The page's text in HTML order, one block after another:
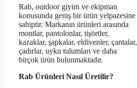
Rab, outdoor giyim ve ekipman
konusunda geniş bir ürün yelpazesine
sahiptir. Markanın ürünleri arasında
montlar, pantolonlar, tişörtler,
kazaklar, şapkalar, eldivenler, çantalar,
çadırlar, uyku tulumları ve daha
birçok ürün bulunmaktadır.
Rab Ürünleri Nasıl Üretilir?